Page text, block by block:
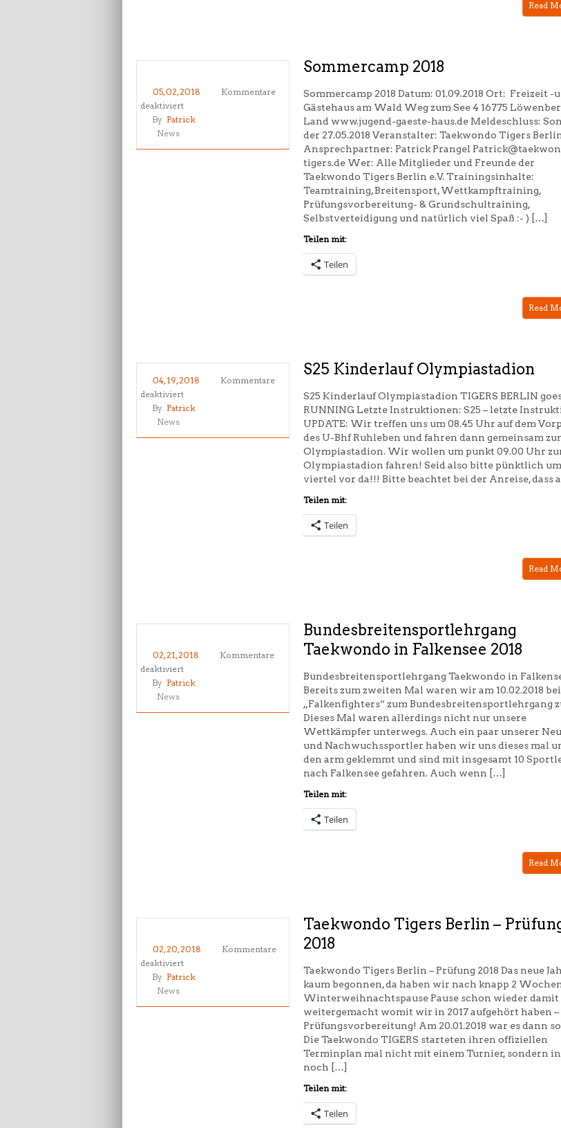
Read
05, 02, 2018
Kommentare
deaktiviertfür
Sommercamp
By Patrick
News
Sommercamp 2018
Sommercamp 2018 Datum: 01.09.2018 Ort: Freizeit -
Gästehaus am Wald Weg zum See 4 16775
Land www.jugend-gaeste-haus.de Meldeschluss:
der 27.05.2018 Veranstalter: Taekwondo Tigers Berlin
Ansprechpartner: Patrick Prangel
tigers.de Wer: Alle Mitglieder und Freunde der
Taekwondo Tigers Berlin e.V. Trainingsinhalte:
Teamtraining, Breitensport, Wettkampftraining,
Prüfungsvorbereitung- & Grundschultraining,
Selbstverteidigung und natürlich viel Spaß :- ) […]
Teilen mit:
Teilen
Read
04, 19, 2018
Kommentare
deaktiviertfür
S25
Olympiastadion
By Patrick
News
S25 Kinderlauf Olympiastadion
S25 Kinderlauf Olympiastadion TIGERS BERLIN
RUNNING Letzte Instruktionen: S25 – letzte
UPDATE: Wir treffen uns um 08.45 Uhr auf dem
des U-Bhf Ruhleben und fahren dann gemeinsam
Olympiastadion. Wir wollen um punkt 09.00 Uhr
Olympiastadion fahren! Seid also bitte pünktlich um
viertel vor da!!! Bitte beachtet bei der Anreise, dass
Teilen mit:
Teilen
Read
02, 21, 2018
Kommentare
deaktiviertfür
Bundesbreitensportlehrgang
in
By Patrick
News
Bundesbreitensportlehrgang
Taekwondo in Falkensee 2018
Bundesbreitensportlehrgang Taekwondo in
Bereits zum zweiten Mal waren wir am 10.02.2018
„Falkenfighters“ zum Bundesbreitensportlehrgang
Dieses Mal waren allerdings nicht nur unsere
Wettkämpfer unterwegs. Auch ein paar unserer
und Nachwuchssportler haben wir uns dieses mal
den arm geklemmt und sind mit insgesamt 10
nach Falkensee gefahren. Auch wenn […]
Teilen mit:
Teilen
Read
02, 20, 2018
Kommentare
deaktiviertfür
Taekwondo
Berlin
By Patrick
News
Taekwondo Tigers Berlin –
2018
Taekwondo Tigers Berlin – Prüfung 2018 Das neue
kaum begonnen, da haben wir nach knapp 2 Wochen
Winterweihnachtspause Pause schon wieder damit
weitergemacht womit wir in 2017 aufgehört haben –
Prüfungsvorbereitung! Am 20.01.2018 war es dann
Die Taekwondo TIGERS starteten ihren offiziellen
Terminplan mal nicht mit einem Turnier, sondern in
noch […]
Teilen mit:
Teilen